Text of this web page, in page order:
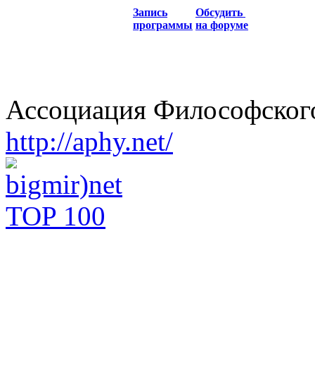
Запись
программы
Обсудить
на форуме
Ассоциация
http://aphy.net/